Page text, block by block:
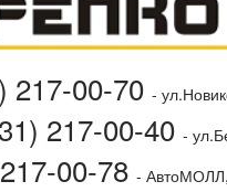
217-00-70 -
217-00-40 -
00-78 -